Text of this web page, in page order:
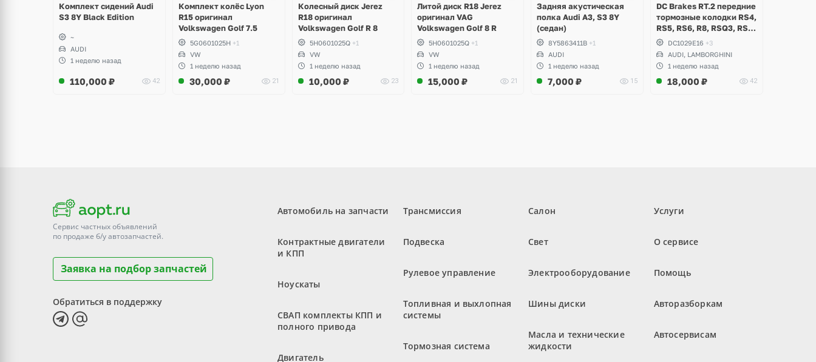
Комплект сидений Audi
S3 8Y Black Edition
~
AUDI
1 неделю назад
110,000 ₽ 42
Комплект колёс Lyon
R15 оригинал
Volkswagen Golf 7.5
5G0601025H +1
VW
1 неделю назад
30,000 ₽ 21
Колесный диск Jerez
R18 оригинал
Volkswagen Golf R 8
5H0601025Q +1
VW
1 неделю назад
10,000 ₽ 23
Литой диск R18 Jerez
оригинал VAG
Volkswagen Golf 8 R
5H0601025Q +1
VW
1 неделю назад
15,000 ₽ 21
Задняя акустическая
полка Audi A3, S3 8Y
(седан)
8Y5863411B +1
AUDI
1 неделю назад
7,000 ₽ 15
DC Brakes RT.2 передние
тормозные колодки RS4,
RS5, RS6, R8, RSQ3, RS3
8V (комплект 8 шт)
DC1029E16 +3
AUDI, LAMBORGHINI
1 неделю назад
18,000 ₽ 42
Сервис частных объявлений
по продаже б/уавтозапчастей.
Заявка на подбор запчастей
Обратиться в поддержку
Автомобиль на запчасти
Контрактные двигатели
и КПП
Ноускаты
СВАП комплекты КПП и
полного привода
Двигатель
Трансмиссия
Подвеска
Рулевое управление
Топливная и выхлопная
системы
Тормозная система
Салон
Свет
Электрооборудование
Шины диски
Масла и технические
жидкости
Услуги
О сервисе
Помощь
Авторазборкам
Автосервисам